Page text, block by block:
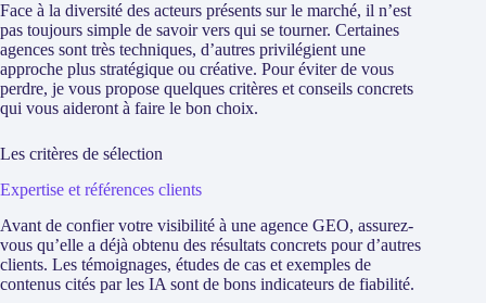
Face à la diversité des acteurs présents sur le marché, il n’est
pas toujours simple de savoir vers qui se tourner. Certaines
agences sont très techniques, d’autres privilégient une
approche plus stratégique ou créative. Pour éviter de vous
perdre, je vous propose quelques critères et conseils concrets
qui vous aideront à faire le bon choix.
Les critères de sélection
Expertise et références clients
Avant de confier votre visibilité à une agence GEO, assurez-
vous qu’elle a déjà obtenu des résultats concrets pour d’autres
clients. Les témoignages, études de cas et exemples de
contenus cités par les IA sont de bons indicateurs de fiabilité.